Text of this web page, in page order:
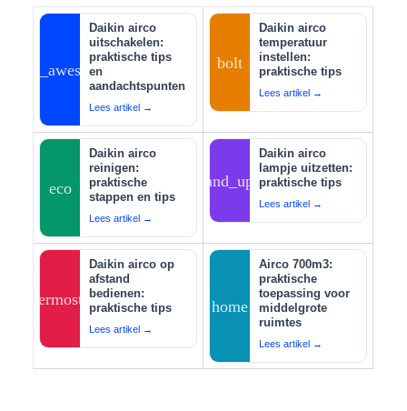
auto_awesome
Daikin airco
uitschakelen:
praktische tips
en
aandachtspunten
Lees artikel →
bolt
Daikin airco
temperatuur
instellen:
praktische tips
Lees artikel →
eco
Daikin airco
reinigen:
praktische
stappen en tips
Lees artikel →
tips_and_updates
Daikin airco
lampje uitzetten:
praktische tips
Lees artikel →
thermostat
Daikin airco op
afstand
bedienen:
praktische tips
Lees artikel →
home
Airco 700m3:
praktische
toepassing voor
middelgrote
ruimtes
Lees artikel →